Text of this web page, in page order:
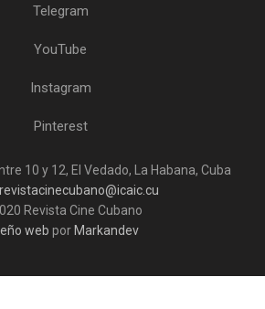
Telegram
YouTube
Instagram
Pinterest
10 y 12, El Vedado, La Habana, Cuba
revistacinecubano@icaic.cu
Revista Cine Cubano
web por Markandev